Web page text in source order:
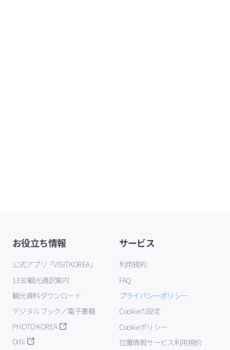
お役立ち情報
公式アプリ「VISITKOREA」
1330観光通訳案内
観光資料ダウンロード
デジタルブック／電子書籍
PHOTO KOREA
Odii
サービス
利用規約
FAQ
プライバシーポリシー
Cookieの設定
Cookieポリシー
位置情報サービス利用規約